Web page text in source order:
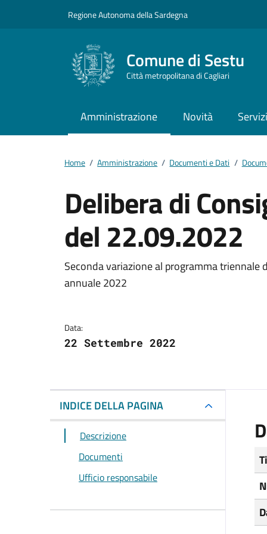
Regione Autonoma della Sardegna
Comune di Sestu
Città metropolitana di Cagliari
Amministrazione Novità Servizi
Home / Amministrazione / Documenti e Dati /
Delibera di
del 22.09.2022
Dettagli del
Seconda variazione al programma
annuale 2022
Data:
22 Settembre 2022
INDICE DELLA PAGINA
Descrizione
Documenti
Ufficio responsabile